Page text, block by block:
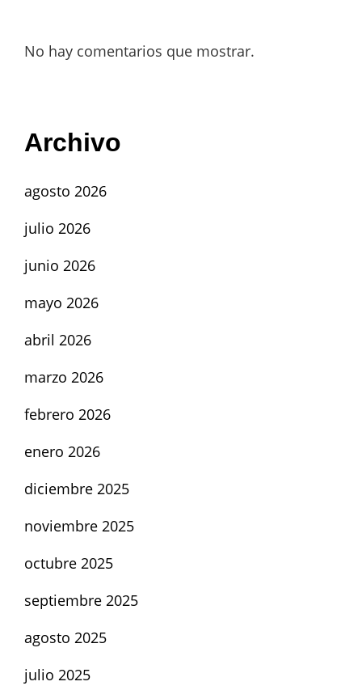
No hay comentarios que mostrar.
Archivo
agosto 2026
julio 2026
junio 2026
mayo 2026
abril 2026
marzo 2026
febrero 2026
enero 2026
diciembre 2025
noviembre 2025
octubre 2025
septiembre 2025
agosto 2025
julio 2025